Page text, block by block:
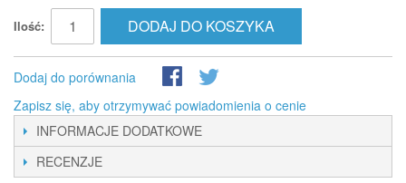
Ilość: DODAJ DO KOSZYKA
Dodaj do porównania
Zapisz się, aby otrzymywać powiadomienia o cenie
INFORMACJE DODATKOWE
RECENZJE